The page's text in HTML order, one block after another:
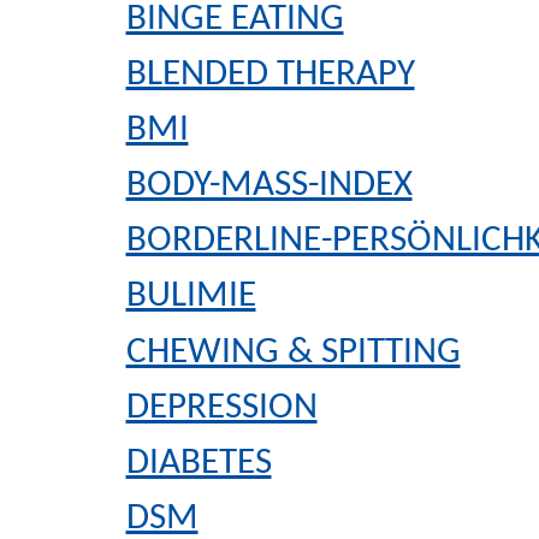
BINGE EATING
BLENDED THERAPY
BMI
BODY-MASS-INDEX
BORDERLINE-
BULIMIE
CHEWING & SPITTING
DEPRESSION
DIABETES
DSM